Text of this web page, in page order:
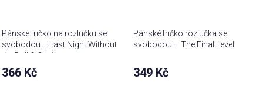
Pánské tričko na rozlučku se
svobodou – Last Night Without
the Ball & Chain
366 Kč
Pánské tričko rozlučka se
svobodou – The Final Level
349 Kč